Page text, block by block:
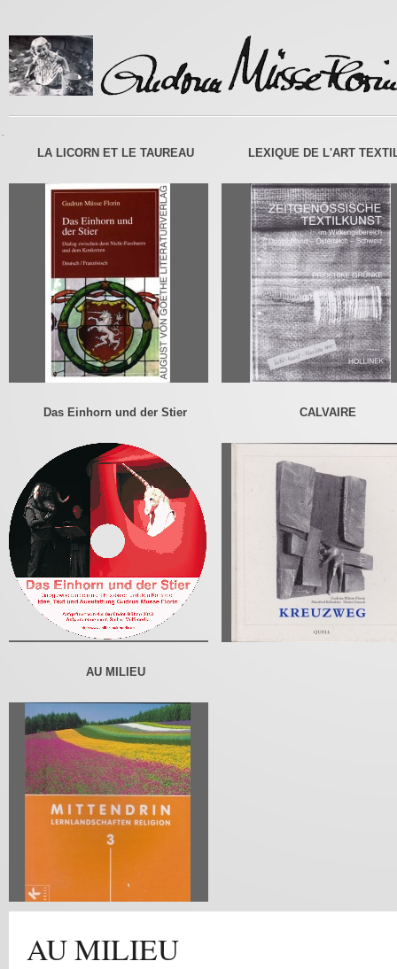
LA LICORN ET LE TAUREAU LEXIQUE DE L'ART
Das Einhorn und der Stier CALVAIRE
AU MILIEU
-
AU MILIEU